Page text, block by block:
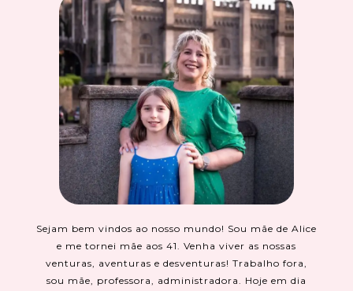
Sejam bem vindos ao nosso mundo! Sou mãe de Alice
e me tornei mãe aos 41. Venha viver as nossas
venturas, aventuras e desventuras! Trabalho fora,
sou mãe, professora, administradora. Hoje em dia